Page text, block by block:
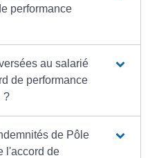
performance
au salarié
de performance
?
de Pôle
l'accord de